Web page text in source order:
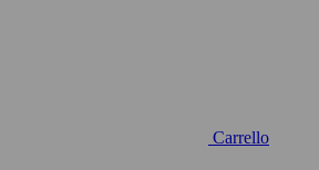
Carrello